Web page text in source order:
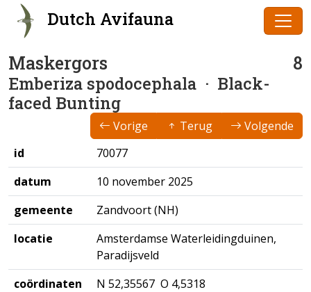
Dutch Avifauna
Maskergors 8
Emberiza spodocephala · Black-
faced Bunting
Vorige Terug
Volgende
id
70077
datum
10 november 2025
gemeente
Zandvoort (NH)
locatie
Amsterdamse Waterleidingduinen,
Paradijsveld
coördinaten
N 52,35567 O 4,5318